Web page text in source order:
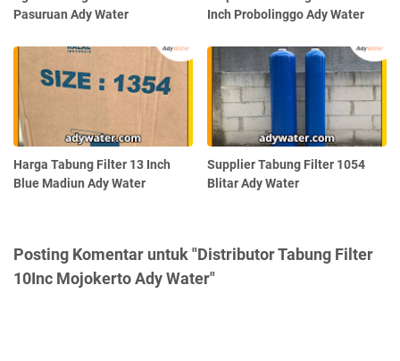
Pasuruan Ady Water
Inch Probolinggo Ady Water
Harga Tabung Filter 13 Inch
Blue Madiun Ady Water
Supplier Tabung Filter 1054
Blitar Ady Water
Posting Komentar untuk "Distributor Tabung Filter
10Inc Mojokerto Ady Water"